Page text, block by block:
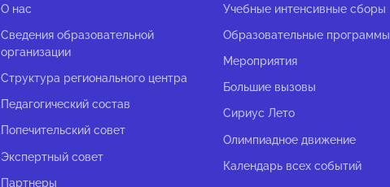
О нас
Сведения образовательной
организации
Структура регионального центра
Педагогический состав
Попечительский совет
Экспертный совет
Партнеры
Учебные интенсивные сборы
Образовательные программы
Мероприятия
Большие вызовы
Сириус Лето
Олимпиадное движение
Календарь всех событий